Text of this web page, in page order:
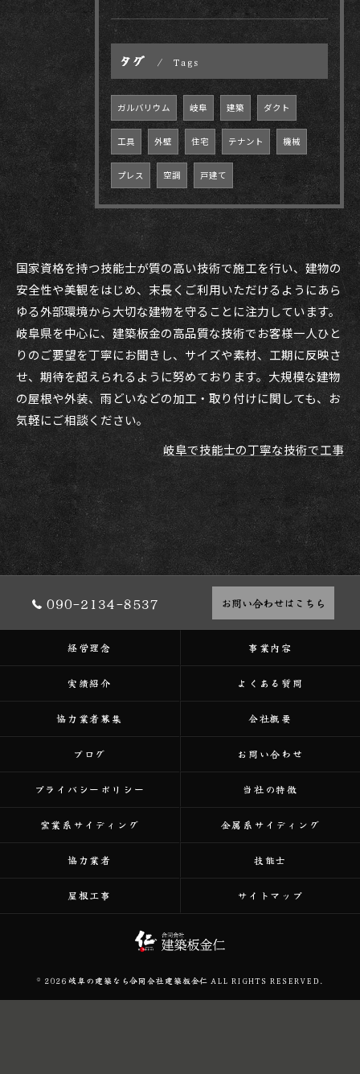
タグ Tags
ガルバリウム 岐阜 建築 ダクト
工具 外壁 住宅 テナント 機械
プレス 空調 戸建て
国家資格を持つ技能士が質の高い技術で施工を行い、建物の
安全性や美観をはじめ、末長くご利用いただけるようにあら
ゆる外部環境から大切な建物を守ることに注力しています。
岐阜県を中心に、建築板金の高品質な技術でお客様一人ひと
りのご要望を丁寧にお聞きし、サイズや素材、工期に反映さ
せ、期待を超えられるように努めております。大規模な建物
の屋根や外装、雨どいなどの加工・取り付けに関しても、お
気軽にご相談ください。
岐阜で技能士の丁寧な技術で工事
090-2134-8537 お問い合わせはこちら
経営理念 事業内容
実績紹介 よくある質問
協力業者募集 会社概要
ブログ お問い合わせ
プライバシーポリシー 当社の特徴
窯業系サイディング 金属系サイディング
協力業者 技能士
屋根工事 サイトマップ
© 2026 岐阜の建築なら合同会社建築板金仁 ALL RIGHTS RESERVED.